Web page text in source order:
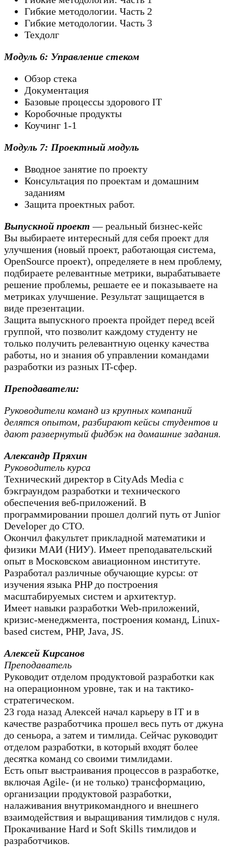
Гибкие методологии. Часть 2
Гибкие методологии. Часть 3
Техдолг
Модуль 6: Управление стеком
Обзор стека
Документация
Базовые процессы здорового IT
Коробочные продукты
Коучинг 1-1
Модуль 7: Проектный модуль
Вводное занятие по проекту
Консультация по проектам и домашним
заданиям
Защита проектных работ.
Выпускной проект — реальный бизнес-кейс
Вы выбираете интересный для себя проект для
улучшения (новый проект, работающая система,
OpenSource проект), определяете в нем проблему,
подбираете релевантные метрики, вырабатываете
решение проблемы, решаете ее и показываете на
метриках улучшение. Результат защищается в
виде презентации.
Защита выпускного проекта пройдет перед всей
группой, что позволит каждому студенту не
только получить релевантную оценку качества
работы, но и знания об управлении командами
разработки из разных IT-сфер.
Преподаватели:
Руководители команд из крупных компаний
делятся опытом, разбирают кейсы студентов и
дают развернутый фидбэк на домашние задания.
Александр Пряхин
Руководитель курса
Технический директор в CityAds Media с
бэкграундом разработки и технического
обеспечения веб-приложений. В
программировании прошел долгий путь от Junior
Developer до CTO.
Окончил факультет прикладной математики и
физики МАИ (НИУ). Имеет преподавательский
опыт в Московском авиационном институте.
Разработал различные обучающие курсы: от
изучения языка PHP до построения
масштабируемых систем и архитектур.
Имеет навыки разработки Web-приложений,
кризис-менеджмента, построения команд, Linux-
based систем, PHP, Java, JS.
Алексей Кирсанов
Преподаватель
Руководит отделом продуктовой разработки как
на операционном уровне, так и на тактико-
стратегическом.
23 года назад Алексей начал карьеру в IT и в
качестве разработчика прошел весь путь от джуна
до сеньора, а затем и тимлида. Сейчас руководит
отделом разработки, в который входят более
десятка команд со своими тимлидами.
Есть опыт выстраивания процессов в разработке,
включая Agile- (и не только) трансформацию,
организации продуктовой разработки,
налаживания внутрикомандного и внешнего
взаимодействия и выращивания тимлидов с нуля.
Прокачивание Hard и Soft Skills тимлидов и
разработчиков.